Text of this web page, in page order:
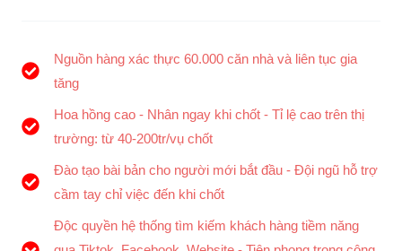
Nguồn hàng xác thực 60.000 căn nhà và liên tục gia
tăng
Hoa hồng cao - Nhân ngay khi chốt - Tỉ lệ cao trên thị
trường: từ 40-200tr/vụ chốt
Đào tạo bài bản cho người mới bắt đầu - Đội ngũ hỗ trợ
cầm tay chỉ việc đến khi chốt
Độc quyền hệ thống tìm kiếm khách hàng tiềm năng